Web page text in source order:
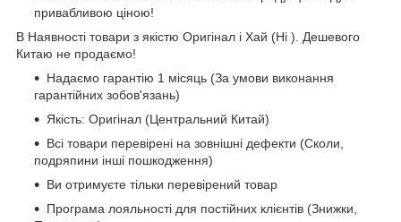
привабливою ціною!
В Наявності товари з якістю Оригінал і Хай (Hi ). Дешевого
Китаю не продаємо!
Надаємо гарантію 1 місяць (За умови виконання
гарантійних зобов'язань)
Якість: Оригінал (Центральний Китай)
Всі товари перевірені на зовнішні дефекти (Сколи,
подряпини інші пошкодження)
Ви отримуєте тільки перевірений товар
Програма лояльності для постійних клієнтів (Знижки,